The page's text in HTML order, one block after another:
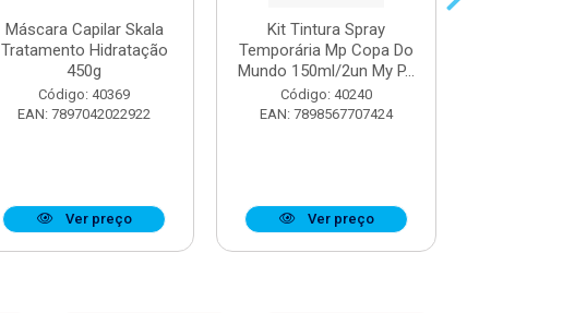
Máscara Capilar Skala
Tratamento Hidratação
450g
Código: 40369
EAN: 7897042022922
Ver preço
Kit Tintura Spray
Temporária Mp Copa Do
Mundo 150ml/2un My P...
Código: 40240
EAN: 7898567707424
Ver preço